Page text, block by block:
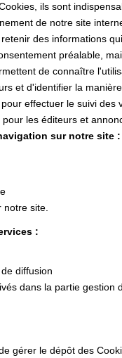
ils sont
de notre site
des informations
préalable,
de connaître
et d'identifier la
effectuer le suivi
les éditeurs et
sur notre site :
site.
:
diffusion
dans la partie gestion
gérer le dépôt des